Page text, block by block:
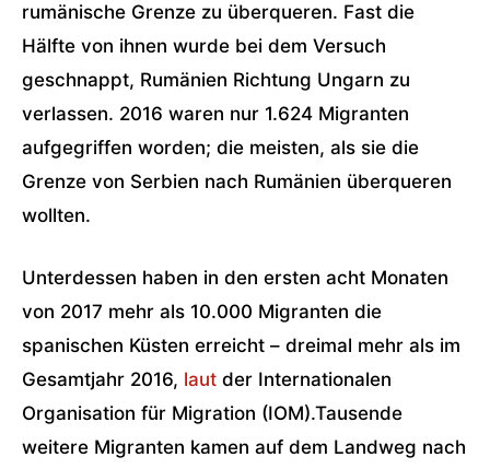
rumänische Grenze zu überqueren. Fast die
Hälfte von ihnen wurde bei dem Versuch
geschnappt, Rumänien Richtung Ungarn zu
verlassen. 2016 waren nur 1.624 Migranten
aufgegriffen worden; die meisten, als sie die
Grenze von Serbien nach Rumänien überqueren
wollten.
Unterdessen haben in den ersten acht Monaten
von 2017 mehr als 10.000 Migranten die
spanischen Küsten erreicht – dreimal mehr als im
Gesamtjahr 2016, laut der Internationalen
Organisation für Migration (IOM).Tausende
weitere Migranten kamen auf dem Landweg nach